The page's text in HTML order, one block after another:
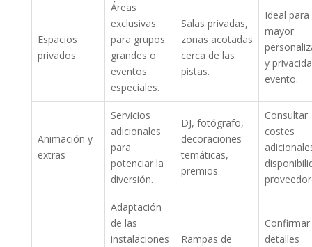
Espacios
privados
Áreas
exclusivas
para grupos
grandes o
eventos
especiales.
Salas privadas,
zonas acotadas
cerca de las
pistas.
Ideal para
mayor
y
evento.
Animación y
extras
Servicios
adicionales
para
potenciar la
diversión.
DJ, fotógrafo,
decoraciones
temáticas,
premios.
Consultar
costes
Adaptación
de las
instalaciones
Rampas de
Confirmar
detalles